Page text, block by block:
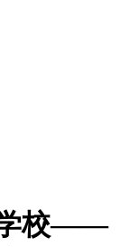
学校——